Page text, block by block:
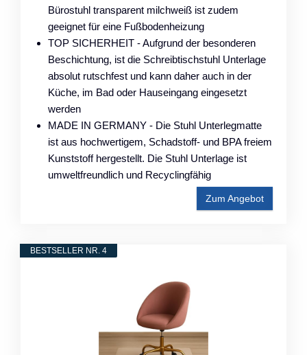
Bürostuhl transparent milchweiß ist zudem
geeignet für eine Fußbodenheizung
TOP SICHERHEIT - Aufgrund der besonderen
Beschichtung, ist die Schreibtischstuhl Unterlage
absolut rutschfest und kann daher auch in der
Küche, im Bad oder Hauseingang eingesetzt
werden
MADE IN GERMANY - Die Stuhl Unterlegmatte
ist aus hochwertigem, Schadstoff- und BPA freiem
Kunststoff hergestellt. Die Stuhl Unterlage ist
umweltfreundlich und Recyclingfähig
Zum Angebot
BESTSELLER NR. 4